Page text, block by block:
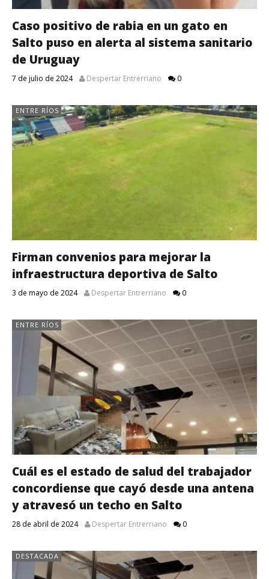
Caso positivo de rabia en un gato en
Salto puso en alerta al sistema sanitario
de Uruguay
7 de julio de 2024 Despertar Entrerriano 0
ENTRE RÍOS
Firman convenios para mejorar la
infraestructura deportiva de Salto
3 de mayo de 2024 Despertar Entrerriano 0
ENTRE RÍOS
Cuál es el estado de salud del trabajador
concordiense que cayó desde una antena
y atravesó un techo en Salto
28 de abril de 2024 Despertar Entrerriano 0
DESTACADA